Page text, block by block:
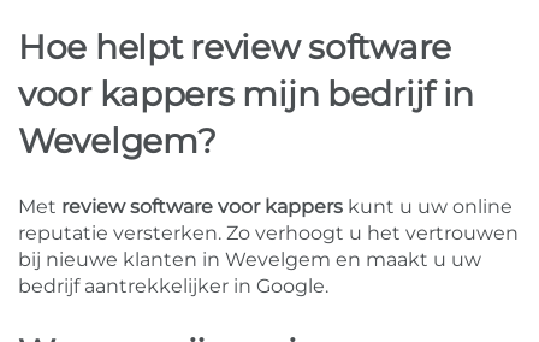
Hoe helpt review software
voor kappers mijn bedrijf in
Wevelgem?
Met review software voor kappers kunt u uw online
reputatie versterken. Zo verhoogt u het vertrouwen
bij nieuwe klanten in Wevelgem en maakt u uw
bedrijf aantrekkelijker in Google.